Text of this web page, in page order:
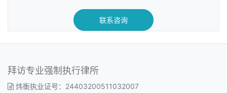
联系咨询
拜访专业强制执行律所
炜衡执业证号：24403200511032007